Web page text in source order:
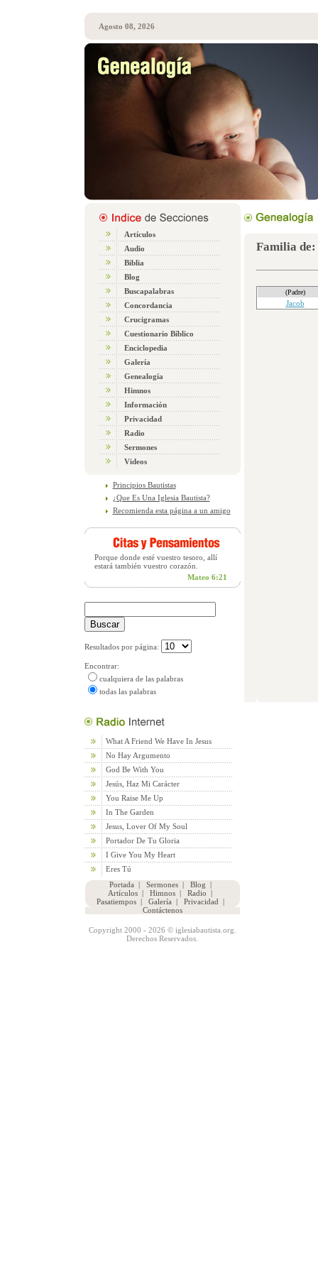
Agosto 08, 2026
Artículos
Audio
Biblia
Blog
Buscapalabras
Concordancia
Crucigramas
Cuestionario Bíblico
Enciclopedia
Galería
Genealogía
Himnos
Información
Privacidad
Radio
Sermones
Videos
Principios Bautistas
¿Que Es Una Iglesia Bautista?
Recomienda esta página a un amigo
Porque donde esté vuestro tesoro, allí
estará también vuestro corazón.
Mateo 6:21
Resultados por página:
Encontrar:
cualquiera de las palabras
todas las palabras
What A Friend We Have In Jesus
No Hay Argumento
God Be With You
Jesús, Haz Mi Carácter
You Raise Me Up
In The Garden
Jesus, Lover Of My Soul
Portador De Tu Gloria
I Give You My Heart
Eres Tú
Familia
(Padre)
Jacob
Portada | Sermones| Blog |
Artículos | Himnos | Radio |
Pasatiempos| Galería | Privacidad |
Contáctenos
Copyright 2000 - 2026 © iglesiabautista.org.
Derechos Reservados.